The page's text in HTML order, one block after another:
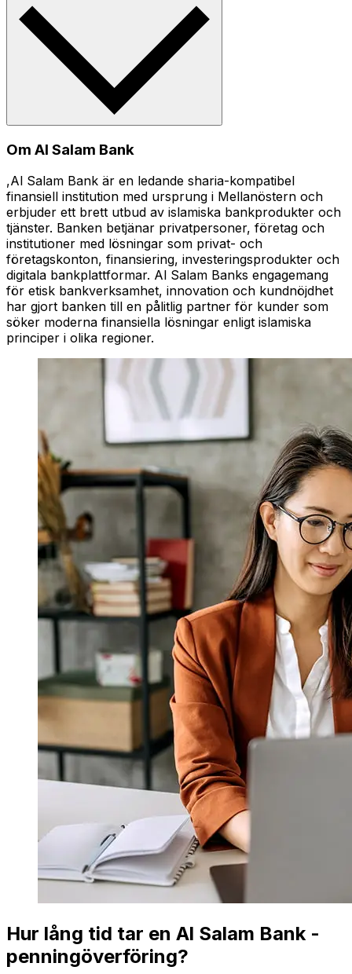
Om Al Salam Bank
,Al Salam Bank är en ledande sharia-kompatibel
finansiell institution med ursprung i Mellanöstern och
erbjuder ett brett utbud av islamiska bankprodukter och
tjänster. Banken betjänar privatpersoner, företag och
institutioner med lösningar som privat- och
företagskonton, finansiering, investeringsprodukter och
digitala bankplattformar. Al Salam Banks engagemang
för etisk bankverksamhet, innovation och kundnöjdhet
har gjort banken till en pålitlig partner för kunder som
söker moderna finansiella lösningar enligt islamiska
principer i olika regioner.
Hur lång tid tar en Al Salam Bank -
penningöverföring?